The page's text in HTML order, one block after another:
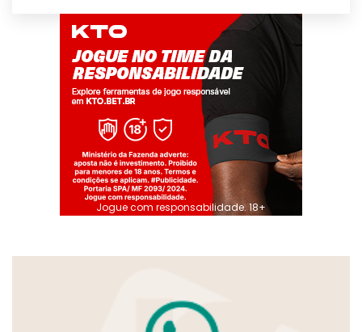
Jogue com responsabilidade. 18+